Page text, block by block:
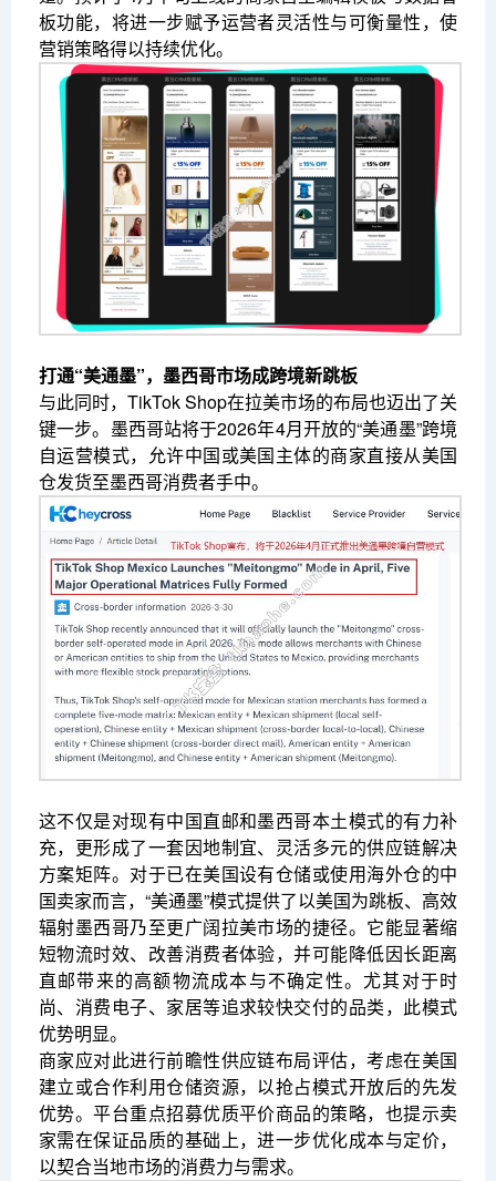
板功能，将进一步赋予运营者灵活性与可衡量性，使
营销策略得以持续优化。
打通“美通墨”，墨西哥市场成跨境新跳板
与此同时，TikTok Shop在拉美市场的布局也迈出了关
键一步。墨西哥站将于2026年4月开放的“美通墨”跨境
自运营模式，允许中国或美国主体的商家直接从美国
仓发货至墨西哥消费者手中。
这不仅是对现有中国直邮和墨西哥本土模式的有力补
充，更形成了一套因地制宜、灵活多元的供应链解决
方案矩阵。对于已在美国设有仓储或使用海外仓的中
国卖家而言，“美通墨”模式提供了以美国为跳板、高效
辐射墨西哥乃至更广阔拉美市场的捷径。它能显著缩
短物流时效、改善消费者体验，并可能降低因长距离
直邮带来的高额物流成本与不确定性。尤其对于时
尚、消费电子、家居等追求较快交付的品类，此模式
优势明显。
商家应对此进行前瞻性供应链布局评估，考虑在美国
建立或合作利用仓储资源，以抢占模式开放后的先发
优势。平台重点招募优质平价商品的策略，也提示卖
家需在保证品质的基础上，进一步优化成本与定价，
以契合当地市场的消费力与需求。